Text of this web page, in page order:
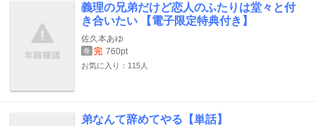
義理の兄弟だけど恋人のふたりは堂々と付
き合いたい 【電子限定特典付き】
佐久本あゆ
巻 完 760pt
お気に入り：115人
弟なんて辞めてやる【単話】